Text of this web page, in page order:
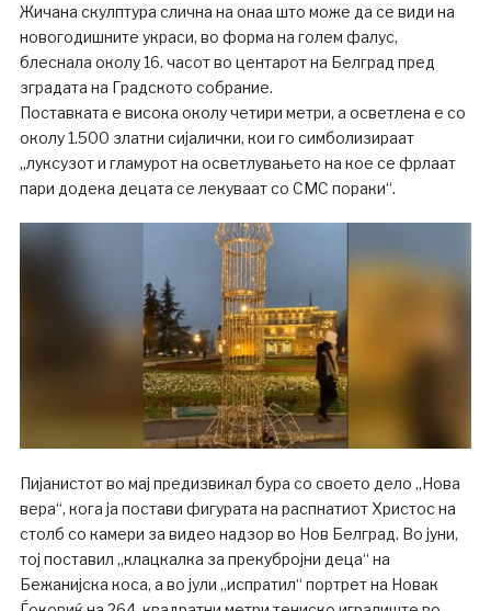
Жичана скулптура слична на онаа што може да се види на
новогодишните украси, во форма на голем фалус,
блеснала околу 16. часот во центарот на Белград пред
зградата на Градското собрание.
Поставката е висока околу четири метри, а осветлена е со
околу 1.500 златни сијалички, кои го симболизираат
„луксузот и гламурот на осветлувањето на кое се фрлаат
пари додека децата се лекуваат со СМС пораки“.
Пијанистот во мај предизвикал бура со своето дело „Нова
вера“, кога ја постави фигурата на распнатиот Христос на
столб со камери за видео надзор во Нов Белград. Во јуни,
тој поставил „клацкалка за прекубројни деца“ на
Бежанијска коса, а во јули „испратил“ портрет на Новак